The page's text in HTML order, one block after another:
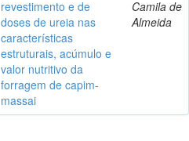
revestimento e de
doses de ureia nas
características
estruturais, acúmulo e
valor nutritivo da
forragem de capim-
massai
Camila de
Almeida